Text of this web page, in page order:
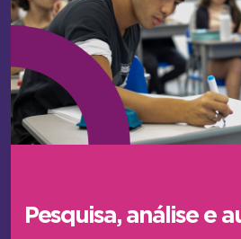
Pesquisa, análise e